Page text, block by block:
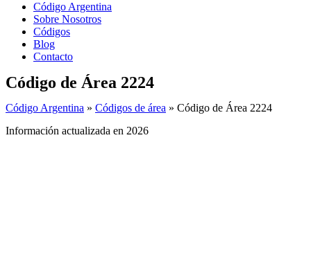
Código Argentina
Sobre Nosotros
Códigos
Blog
Contacto
Código de Área 2224
Código Argentina » Códigos de área » Código de Área 2224
Información actualizada en 2026